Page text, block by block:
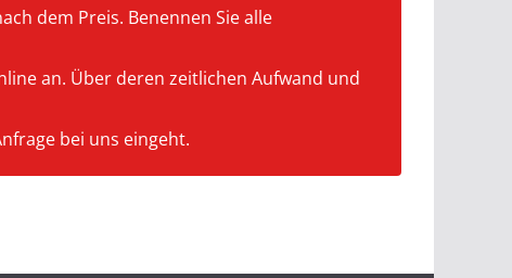
dem Preis. Benennen Sie alle
an. Über deren zeitlichen Aufwand und
bei uns eingeht.